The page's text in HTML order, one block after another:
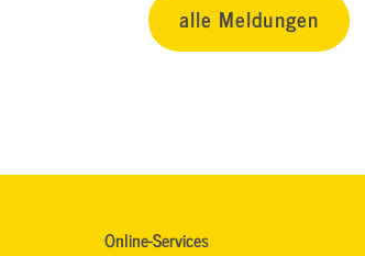
alle Meldungen
Online-Services